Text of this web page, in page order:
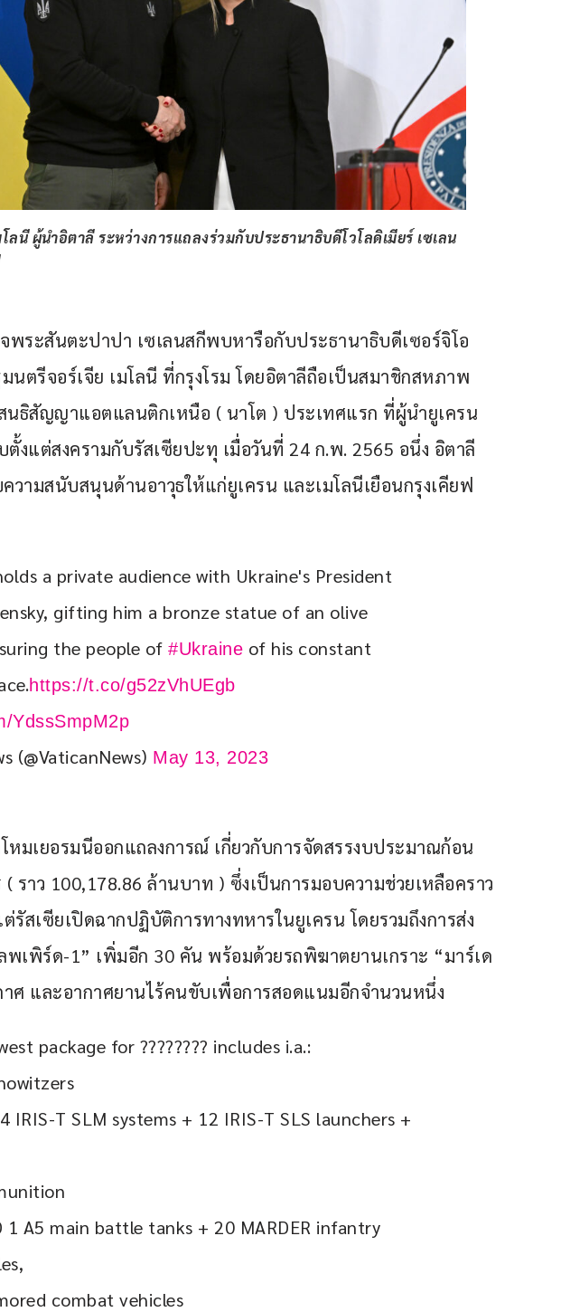
ลนี ผู้นำอิตาลี ระหว่างการแถลงร่วมกับประธานาธิบดีโวโลดิเมียร์ เซเลน
ระสันตะปาปา เซเลนสกีพบหารือกับประธานาธิบดีเซอร์จิโอ
นตรีจอร์เจีย เมโลนี ที่กรุงโรม โดยอิตาลีถือเป็นสมาชิกสหภาพ
นธิสัญญาแอตแลนติกเหนือ ( นาโต ) ประเทศแรก ที่ผู้นำยูเครน
ตั้งแต่สงครามกับรัสเซียปะทุ เมื่อวันที่ 24 ก.พ. 2565 อนึ่ง อิตาลี
วามสนับสนุนด้านอาวุธให้แก่ยูเครน และเมโลนีเยือนกรุงเคียฟ
a private audience with Ukraine's President
gifting him a bronze statue of an olive
the people of #Ukraine of his constant
https://t.co/g52zVhUEgb
YdssSmpM2p
(@VaticanNews) May 13, 2023
หมเยอรมนีออกแถลงการณ์ เกี่ยวกับการจัดสรรงบประมาณก้อน
ราว 100,178.86 ล้านบาท ) ซึ่งเป็นการมอบความช่วยเหลือคราว
รัสเซียเปิดฉากปฏิบัติการทางทหารในยูเครน โดยรวมถึงการส่ง
เพิร์ด-1” เพิ่มอีก 30 คัน พร้อมด้วยรถพิฆาตยานเกราะ “มาร์เด
ศ และอากาศยานไร้คนขับเพื่อการสอดแนมอีกจำนวนหนึ่ง
package for ???????? includes i.a.:
IRIS-T SLM systems + 12 IRIS-T SLS launchers +
1 A5 main battle tanks + 20 MARDER infantry
combat vehicles